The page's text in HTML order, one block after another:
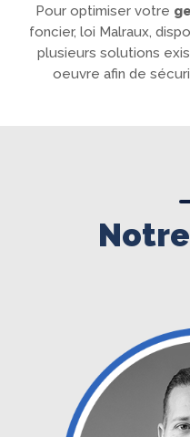
Pour optimiser votre
foncier, loi Malraux,
plusieurs solutions
oeuvre afin de